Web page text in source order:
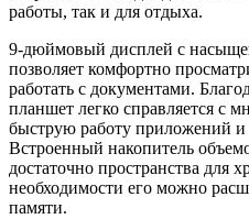
работы, так и для отдыха.
9-дюймовый дисплей с
позволяет комфортно
работать с документами.
планшет легко справляется с
быструю работу приложений
Встроенный накопитель
достаточно пространства для
необходимости его можно
памяти.